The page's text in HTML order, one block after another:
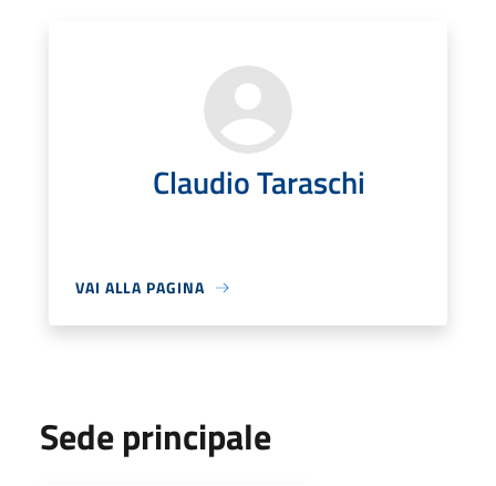
Claudio Taraschi
VAI ALLA PAGINA
Sede principale